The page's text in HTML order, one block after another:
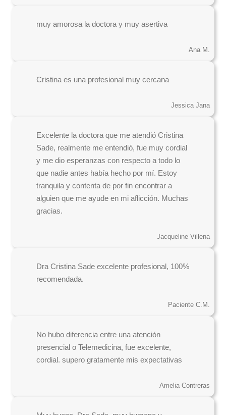
muy amorosa la doctora y muy asertiva
Ana M.
Cristina es una profesional muy cercana
Jessica Jana
Excelente la doctora que me atendió Cristina
Sade, realmente me entendió, fue muy cordial
y me dio esperanzas con respecto a todo lo
que nadie antes había hecho por mí. Estoy
tranquila y contenta de por fin encontrar a
alguien que me ayude en mi aflicción. Muchas
gracias.
Jacqueline Villena
Dra Cristina Sade excelente profesional, 100%
recomendada.
Paciente C.M.
No hubo diferencia entre una atención
presencial o Telemedicina, fue excelente,
cordial. supero gratamente mis expectativas
Amelia Contreras